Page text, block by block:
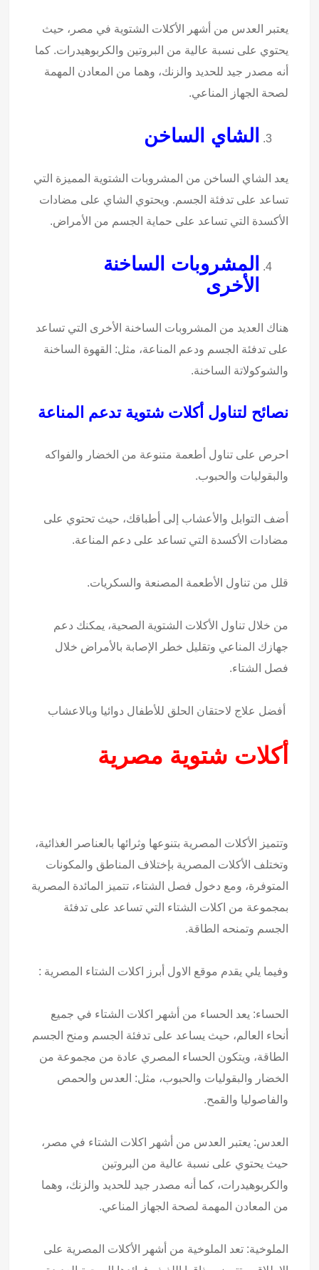
يعتبر العدس من أشهر الأكلات الشتوية في مصر، حيث
يحتوي على نسبة عالية من البروتين والكربوهيدرات. كما
أنه مصدر جيد للحديد والزنك، وهما من المعادن المهمة
لصحة الجهاز المناعي.
الشاي الساخن
يعد الشاي الساخن من المشروبات الشتوية المميزة التي
تساعد على تدفئة الجسم. ويحتوي الشاي على مضادات
الأكسدة التي تساعد على حماية الجسم من الأمراض.
المشروبات الساخنة
الأخرى
هناك العديد من المشروبات الساخنة الأخرى التي تساعد
على تدفئة الجسم ودعم المناعة، مثل: القهوة الساخنة
والشوكولاتة الساخنة.
نصائح لتناول أكلات شتوية تدعم المناعة
احرص على تناول أطعمة متنوعة من الخضار والفواكه
والبقوليات والحبوب.
أضف التوابل والأعشاب إلى أطباقك، حيث تحتوي على
مضادات الأكسدة التي تساعد على دعم المناعة.
قلل من تناول الأطعمة المصنعة والسكريات.
من خلال تناول الأكلات الشتوية الصحية، يمكنك دعم
جهازك المناعي وتقليل خطر الإصابة بالأمراض خلال
فصل الشتاء.
أفضل علاج لاحتقان الحلق للأطفال دوائيا وبالاعشاب
أكلات شتوية مصرية
وتتميز الأكلات المصرية بتنوعها وثرائها بالعناصر الغذائية،
وتختلف الأكلات المصرية بإختلاف المناطق والمكونات
المتوفرة، ومع دخول فصل الشتاء، تتميز المائدة المصرية
بمجموعة من اكلات الشتاء التي تساعد على تدفئة
الجسم وتمنحه الطاقة.
وفيما يلي يقدم موقع الاول أبرز اكلات الشتاء المصرية :
الحساء: يعد الحساء من أشهر اكلات الشتاء في جميع
أنحاء العالم، حيث يساعد على تدفئة الجسم ومنح الجسم
الطاقة، ويتكون الحساء المصري عادة من مجموعة من
الخضار والبقوليات والحبوب، مثل: العدس والحمص
والفاصوليا والقمح.
العدس: يعتبر العدس من أشهر اكلات الشتاء في مصر،
حيث يحتوي على نسبة عالية من البروتين
والكربوهيدرات، كما أنه مصدر جيد للحديد والزنك، وهما
من المعادن المهمة لصحة الجهاز المناعي.
الملوخية: تعد الملوخية من أشهر الأكلات المصرية على